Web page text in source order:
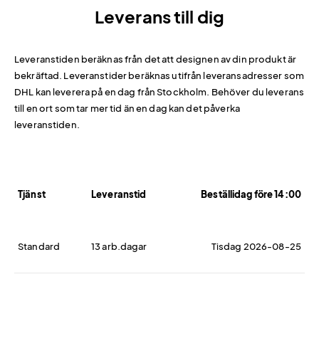
Leverans till dig
Leveranstiden beräknas från det att designen av din produkt är
bekräftad. Leveranstider beräknas utifrån leveransadresser som
DHL kan leverera på en dag från Stockholm. Behöver du leverans
till en ort som tar mer tid än en dag kan det påverka
leveranstiden.
Tjänst Leveranstid Beställidag före 14:00
Standard 13 arb.dagar Tisdag 2026-08-25